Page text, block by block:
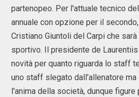
partenopeo. Per l'attuale tecnico
annuale con opzione per il
Cristiano Giuntoli del Carpi che
sportivo. Il presidente de
novità per quanto riguarda lo staff
uno staff slegato dall'allenatore ma
l'anima della società, dunque figure